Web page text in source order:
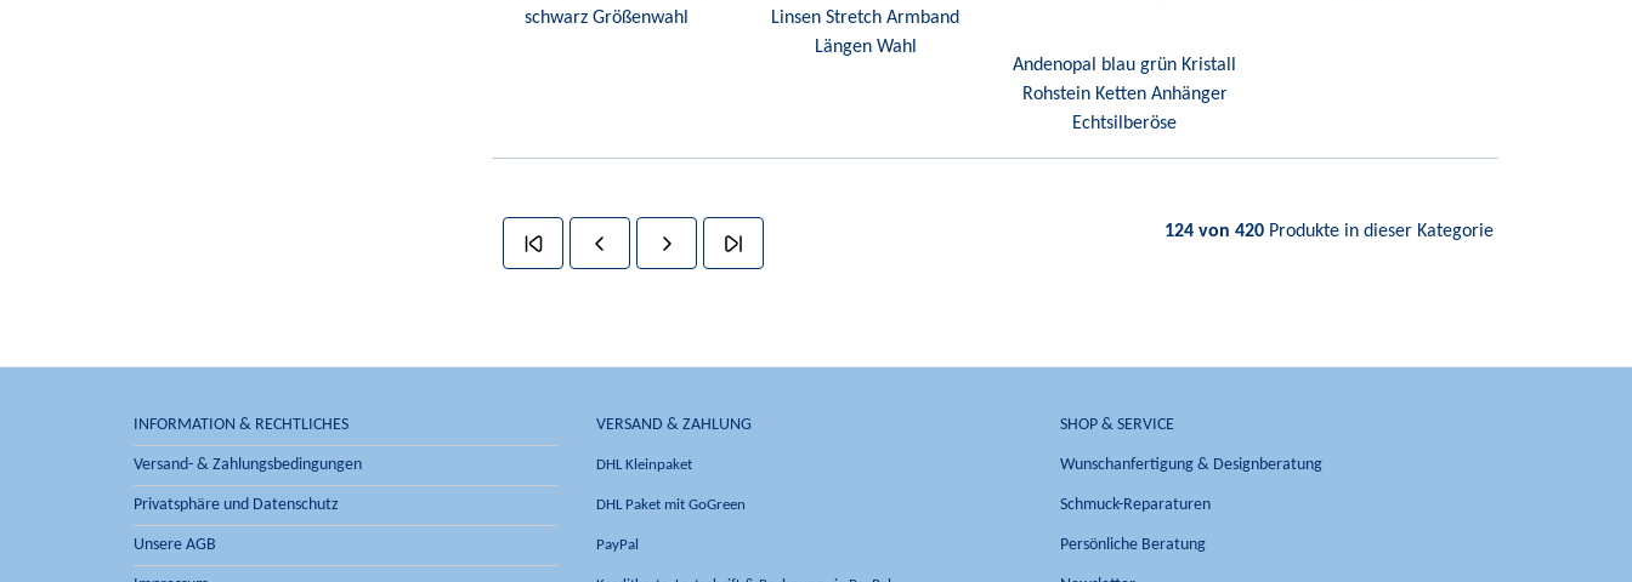
schwarz Größenwahl
Linsen Stretch Armband
Längen Wahl
Andenopal blau grün Kristall
Rohstein Ketten Anhänger
Echtsilberöse
124 von 420 Produkte in dieser Kategorie
INFORMATION & RECHTLICHES
Versand- & Zahlungsbedingungen
Privatsphäre und Datenschutz
Unsere AGB
VERSAND & ZAHLUNG
DHL Kleinpaket
DHL Paket mit GoGreen
PayPal
SHOP & SERVICE
Wunschanfertigung & Designberatung
Schmuck-Reparaturen
Persönliche Beratung